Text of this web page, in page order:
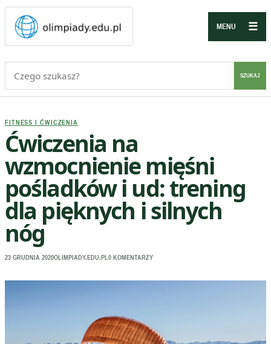
MENU ☰
SZUKAJ
FITNESS I ĆWICZENIA
Ćwiczenia na
wzmocnienie mięśni
pośladków i ud: trening
dla pięknych i silnych
nóg
23 GRUDNIA 2020OLIMPIADY.EDU.PL 0 KOMENTARZY